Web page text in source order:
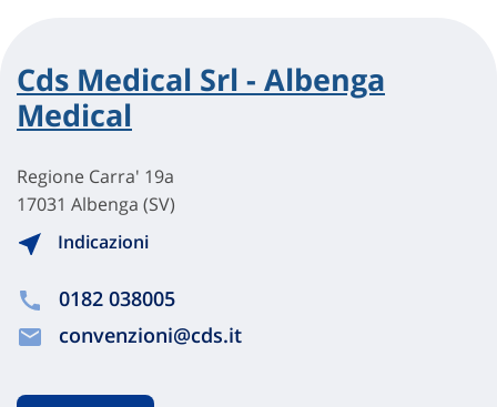
Cds Medical Srl - Albenga
Medical
Regione Carra' 19a
17031 Albenga (SV)
Indicazioni
0182 038005
convenzioni@cds.it